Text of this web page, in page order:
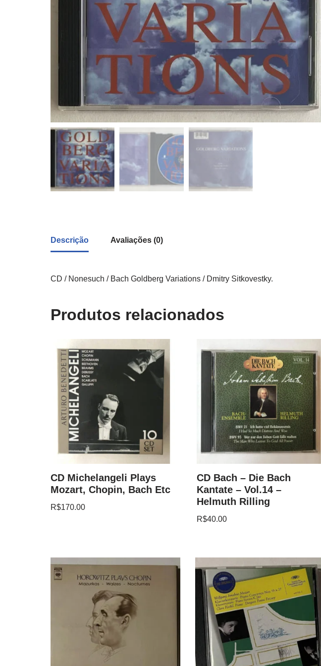
Descrição Avaliações (0)
CD / Nonesuch / Bach Goldberg Variations / Dmitry Sitkovestky.
Produtos relacionados
CD Michelangeli Plays
Mozart, Chopin, Bach Etc
R$170.00
CD Bach – Die Bach
Kantate – Vol.14 –
Helmuth Rilling
R$40.00